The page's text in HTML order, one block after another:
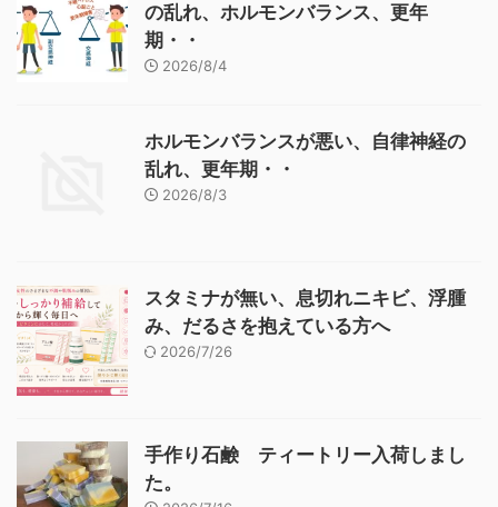
の乱れ、ホルモンバランス、更年
期・・
2026/8/4
ホルモンバランスが悪い、自律神経の
乱れ、更年期・・
2026/8/3
スタミナが無い、息切れニキビ、浮腫
み、だるさを抱えている方へ
2026/7/26
手作り石鹸 ティートリー入荷しまし
た。